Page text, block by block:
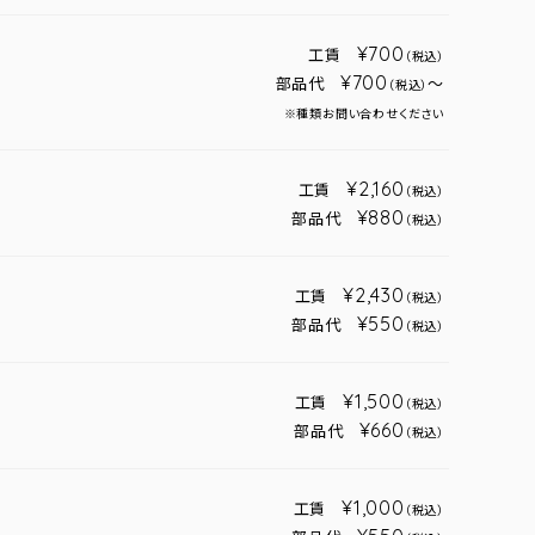
工賃 ¥700 （税込）
部品代 ¥700 （税込）～
※種類お問い合わせください
工賃 ¥2,160 （税込）
部品代 ¥880 （税込）
工賃 ¥2,430 （税込）
部品代 ¥550 （税込）
工賃 ¥1,500 （税込）
部品代 ¥660 （税込）
工賃 ¥1,000 （税込）